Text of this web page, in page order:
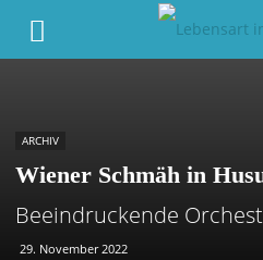
ARCHIV
Wiener Schmäh in
Beeindruckende
29. November 2022